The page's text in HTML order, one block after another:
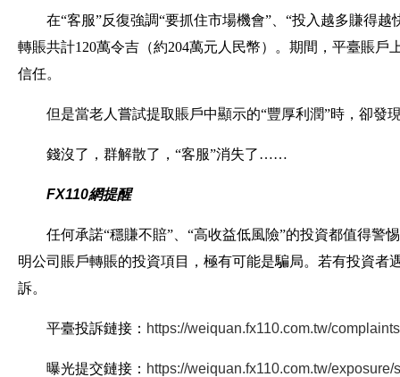
在“客服”反復強調“要抓住市場機會”、“投入越多賺得
轉賬共計120萬令吉（約204萬元人民幣）。期間，平臺賬
信任。
但是當老人嘗試提取賬戶中顯示的“豐厚利潤”時，卻發
錢沒了，群解散了，“客服”消失了……
FX110網提醒
任何承諾“穩賺不賠”、“高收益低風險”的投資都值得警
明公司賬戶轉賬的投資項目，極有可能是騙局。 若有投資者
訴。
平臺投訴鏈接： https://weiquan.fx110.com.tw/
曝光提交鏈接： https://weiquan.fx110.com.tw/exposure/